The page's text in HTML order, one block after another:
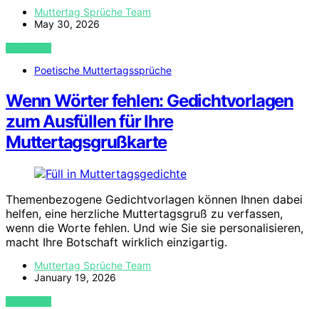
Muttertag Sprüche Team
May 30, 2026
VIEW POST
Poetische Muttertagssprüche
Wenn Wörter fehlen: Gedichtvorlagen
zum Ausfüllen für Ihre
Muttertagsgrußkarte
Themenbezogene Gedichtvorlagen können Ihnen dabei
helfen, eine herzliche Muttertagsgruß zu verfassen,
wenn die Worte fehlen. Und wie Sie sie personalisieren,
macht Ihre Botschaft wirklich einzigartig.
Muttertag Sprüche Team
January 19, 2026
VIEW POST